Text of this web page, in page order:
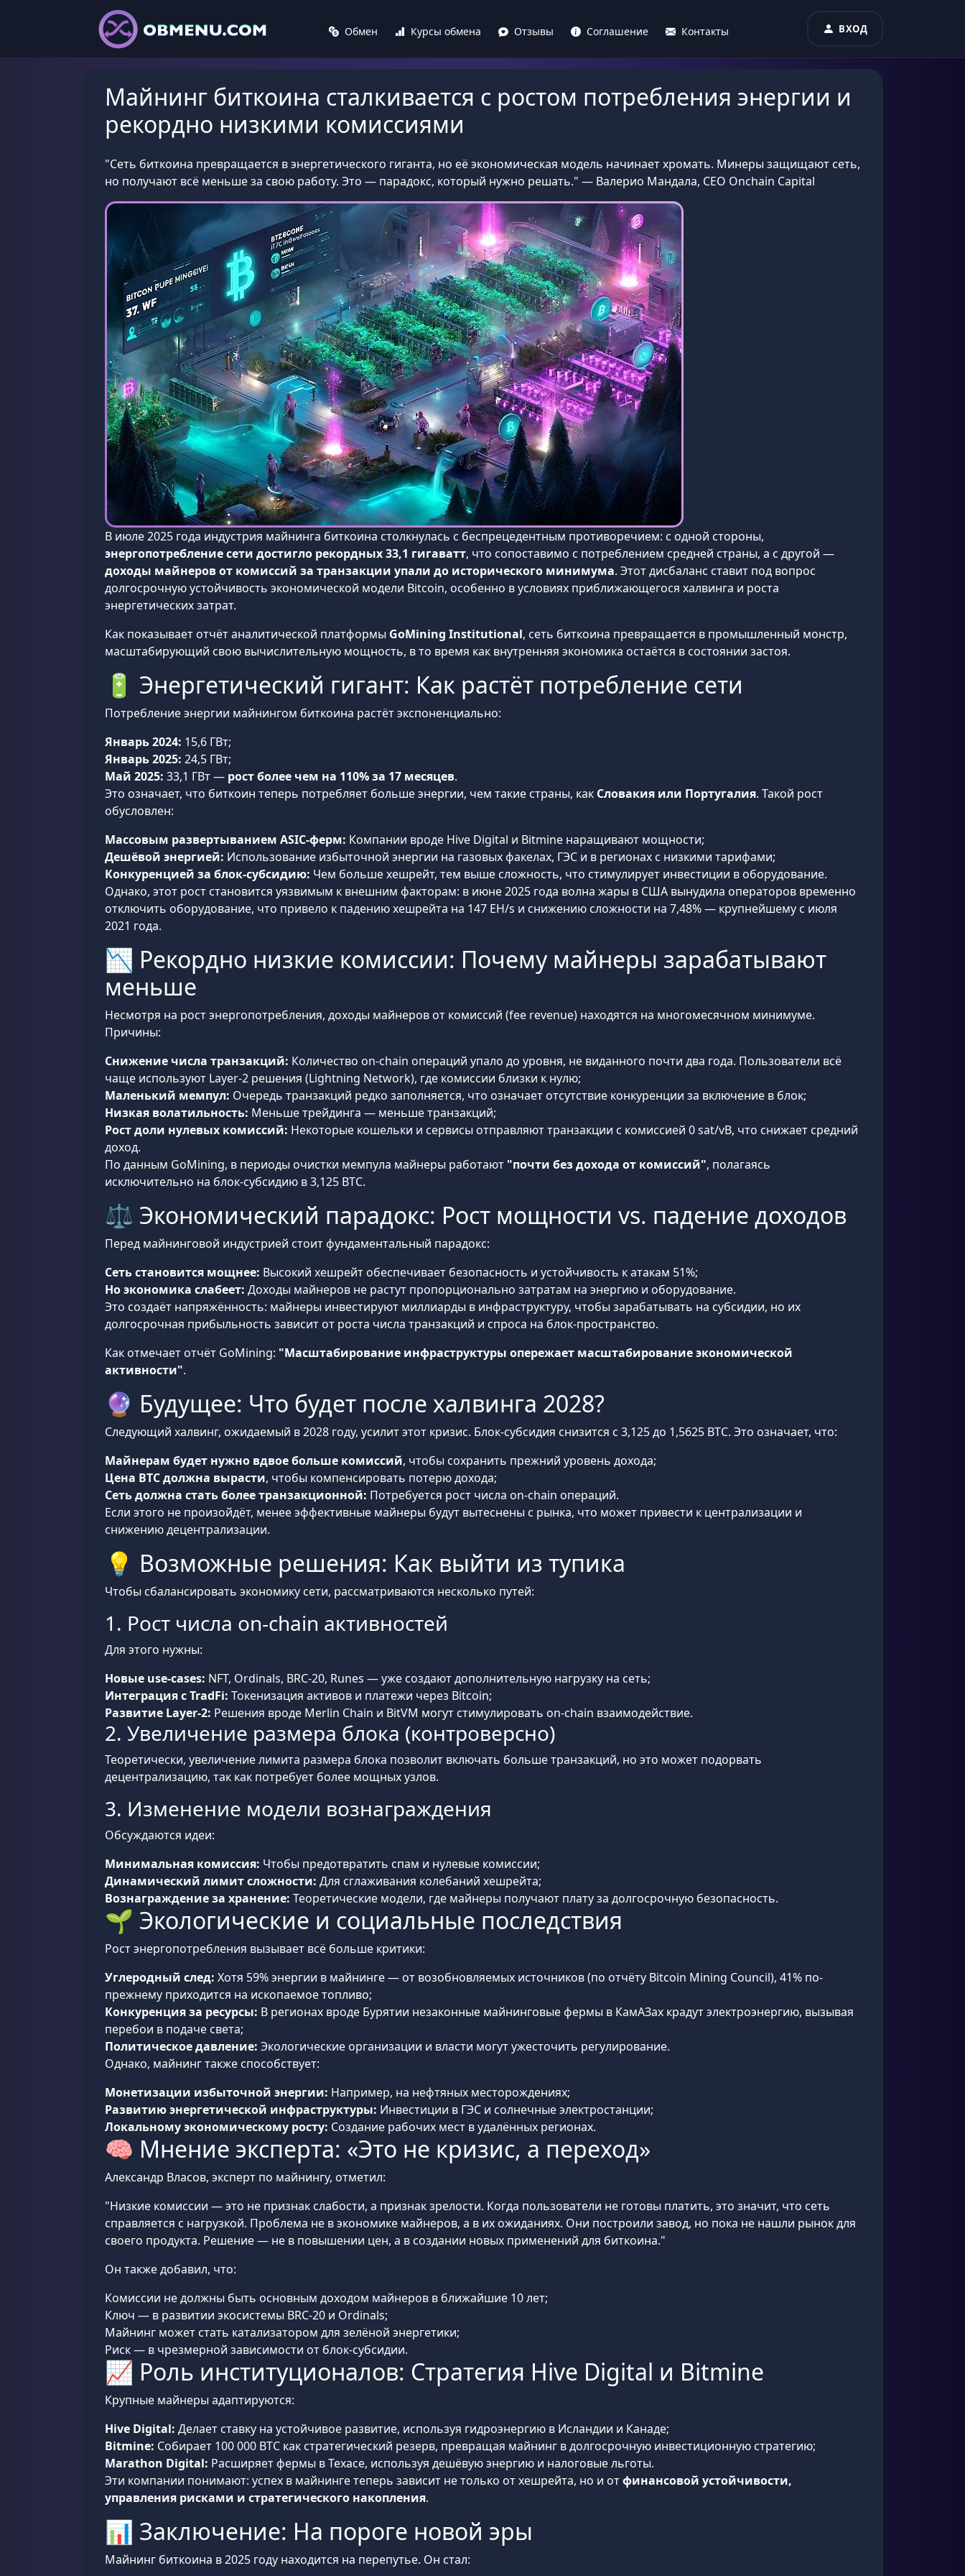
Обмен Курсы обмена Отзывы Соглашение Контакты ВХОД
Майнинг биткоина сталкивается с ростом потребления энергии и
рекордно низкими комиссиями
"Сеть биткоина превращается в энергетического гиганта, но её экономическая модель начинает хромать. Минеры защищают сеть,
но получают всё меньше за свою работу. Это — парадокс, который нужно решать." — Валерио Мандала, CEO Onchain Capital
В июле 2025 года индустрия майнинга биткоина столкнулась с беспрецедентным противоречием: с одной стороны,
энергопотребление сети достигло рекордных 33,1 гигаватт, что сопоставимо с потреблением средней страны, а с другой —
доходы майнеров от комиссий за транзакции упали до исторического минимума. Этот дисбаланс ставит под вопрос
долгосрочную устойчивость экономической модели Bitcoin, особенно в условиях приближающегося халвинга и роста
энергетических затрат.
Как показывает отчёт аналитической платформы GoMining Institutional, сеть биткоина превращается в промышленный монстр,
масштабирующий свою вычислительную мощность, в то время как внутренняя экономика остаётся в состоянии застоя.
🔋 Энергетический гигант: Как растёт потребление сети
Потребление энергии майнингом биткоина растёт экспоненциально:
Январь 2024: 15,6 ГВт;
Январь 2025: 24,5 ГВт;
Май 2025: 33,1 ГВт — рост более чем на 110% за 17 месяцев.
Это означает, что биткоин теперь потребляет больше энергии, чем такие страны, как Словакия или Португалия. Такой рост
обусловлен:
Массовым развертыванием ASIC-ферм: Компании вроде Hive Digital и Bitmine наращивают мощности;
Дешёвой энергией: Использование избыточной энергии на газовых факелах, ГЭС и в регионах с низкими тарифами;
Конкуренцией за блок-субсидию: Чем больше хешрейт, тем выше сложность, что стимулирует инвестиции в оборудование.
Однако, этот рост становится уязвимым к внешним факторам: в июне 2025 года волна жары в США вынудила операторов временно
отключить оборудование, что привело к падению хешрейта на 147 EH/s и снижению сложности на 7,48% — крупнейшему с июля
2021 года.
📉 Рекордно низкие комиссии: Почему майнеры зарабатывают
меньше
Несмотря на рост энергопотребления, доходы майнеров от комиссий (fee revenue) находятся на многомесячном минимуме.
Причины:
Снижение числа транзакций: Количество on-chain операций упало до уровня, не виданного почти два года. Пользователи всё
чаще используют Layer-2 решения (Lightning Network), где комиссии близки к нулю;
Маленький мемпул: Очередь транзакций редко заполняется, что означает отсутствие конкуренции за включение в блок;
Низкая волатильность: Меньше трейдинга — меньше транзакций;
Рост доли нулевых комиссий: Некоторые кошельки и сервисы отправляют транзакции с комиссией 0 sat/vB, что снижает средний
доход.
По данным GoMining, в периоды очистки мемпула майнеры работают "почти без дохода от комиссий", полагаясь
исключительно на блок-субсидию в 3,125 BTC.
⚖️ Экономический парадокс: Рост мощности vs. падение доходов
Перед майнинговой индустрией стоит фундаментальный парадокс:
Сеть становится мощнее: Высокий хешрейт обеспечивает безопасность и устойчивость к атакам 51%;
Но экономика слабеет: Доходы майнеров не растут пропорционально затратам на энергию и оборудование.
Это создаёт напряжённость: майнеры инвестируют миллиарды в инфраструктуру, чтобы зарабатывать на субсидии, но их
долгосрочная прибыльность зависит от роста числа транзакций и спроса на блок-пространство.
Как отмечает отчёт GoMining: "Масштабирование инфраструктуры опережает масштабирование экономической
активности".
🔮 Будущее: Что будет после халвинга 2028?
Следующий халвинг, ожидаемый в 2028 году, усилит этот кризис. Блок-субсидия снизится с 3,125 до 1,5625 BTC. Это означает, что:
Майнерам будет нужно вдвое больше комиссий, чтобы сохранить прежний уровень дохода;
Цена BTC должна вырасти, чтобы компенсировать потерю дохода;
Сеть должна стать более транзакционной: Потребуется рост числа on-chain операций.
Если этого не произойдёт, менее эффективные майнеры будут вытеснены с рынка, что может привести к централизации и
снижению децентрализации.
💡 Возможные решения: Как выйти из тупика
Чтобы сбалансировать экономику сети, рассматриваются несколько путей:
1. Рост числа on-chain активностей
Для этого нужны:
Новые use-cases: NFT, Ordinals, BRC-20, Runes — уже создают дополнительную нагрузку на сеть;
Интеграция с TradFi: Токенизация активов и платежи через Bitcoin;
Развитие Layer-2: Решения вроде Merlin Chain и BitVM могут стимулировать on-chain взаимодействие.
2. Увеличение размера блока (контроверсно)
Теоретически, увеличение лимита размера блока позволит включать больше транзакций, но это может подорвать
децентрализацию, так как потребует более мощных узлов.
3. Изменение модели вознаграждения
Обсуждаются идеи:
Минимальная комиссия: Чтобы предотвратить спам и нулевые комиссии;
Динамический лимит сложности: Для сглаживания колебаний хешрейта;
Вознаграждение за хранение: Теоретические модели, где майнеры получают плату за долгосрочную безопасность.
🌱 Экологические и социальные последствия
Рост энергопотребления вызывает всё больше критики:
Углеродный след: Хотя 59% энергии в майнинге — от возобновляемых источников (по отчёту Bitcoin Mining Council), 41% по-
прежнему приходится на ископаемое топливо;
Конкуренция за ресурсы: В регионах вроде Бурятии незаконные майнинговые фермы в КамАЗах крадут электроэнергию, вызывая
перебои в подаче света;
Политическое давление: Экологические организации и власти могут ужесточить регулирование.
Однако, майнинг также способствует:
Монетизации избыточной энергии: Например, на нефтяных месторождениях;
Развитию энергетической инфраструктуры: Инвестиции в ГЭС и солнечные электростанции;
Локальному экономическому росту: Создание рабочих мест в удалённых регионах.
🧠 Мнение эксперта: «Это не кризис, а переход»
Александр Власов, эксперт по майнингу, отметил:
"Низкие комиссии — это не признак слабости, а признак зрелости. Когда пользователи не готовы платить, это значит, что сеть
справляется с нагрузкой. Проблема не в экономике майнеров, а в их ожиданиях. Они построили завод, но пока не нашли рынок для
своего продукта. Решение — не в повышении цен, а в создании новых применений для биткоина."
Он также добавил, что:
Комиссии не должны быть основным доходом майнеров в ближайшие 10 лет;
Ключ — в развитии экосистемы BRC-20 и Ordinals;
Майнинг может стать катализатором для зелёной энергетики;
Риск — в чрезмерной зависимости от блок-субсидии.
📈 Роль институционалов: Стратегия Hive Digital и Bitmine
Крупные майнеры адаптируются:
Hive Digital: Делает ставку на устойчивое развитие, используя гидроэнергию в Исландии и Канаде;
Bitmine: Собирает 100 000 BTC как стратегический резерв, превращая майнинг в долгосрочную инвестиционную стратегию;
Marathon Digital: Расширяет фермы в Техасе, используя дешёвую энергию и налоговые льготы.
Эти компании понимают: успех в майнинге теперь зависит не только от хешрейта, но и отфинансовой устойчивости,
управления рисками и стратегического накопления.
📊 Заключение: На пороге новой эры
Майнинг биткоина в 2025 году находится на перепутье. Он стал: